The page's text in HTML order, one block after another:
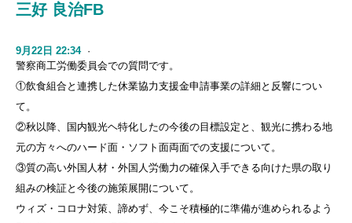
三好 良治FB
9月22日 22:34 ·
警察商工労働委員会での質問です。
①飲食組合と連携した休業協力支援金申請事業の詳細と反響につい
て。
②秋以降、国内観光ヘ特化したの今後の目標設定と、観光に携わる地
元の方々へのハード面・ソフト面両面での支援について。
③質の高い外国人材・外国人労働力の確保入手できる向けた県の取り
組みの検証と今後の施策展開について。
ウィズ・コロナ対策、諦めず、今こそ積極的に準備が進められるよう